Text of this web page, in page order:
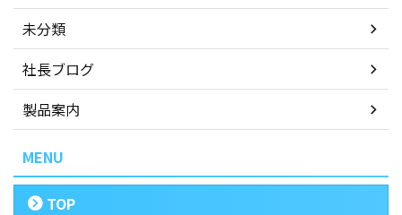
未分類
社長ブログ
製品案内
MENU
TOP